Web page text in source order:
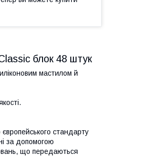
блок 48 штук
мастилом й
стандарту
за допомогою
що передаються